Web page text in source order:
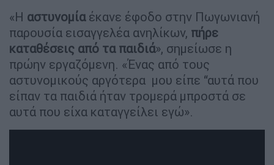
«Η αστυνομίαέκανε έφοδο στην Πωγωνιανή
παρουσία εισαγγελέα ανηλίκων, πήρε
καταθέσεις από τα παιδιά», σημείωσε η
πρώην εργαζόμενη. «Ένας από τους
αστυνομικούς αργότερα μου είπε “αυτά που
είπαν τα παιδιά ήταν τρομερά μπροστά σε
αυτά που είχα καταγγείλει εγώ».